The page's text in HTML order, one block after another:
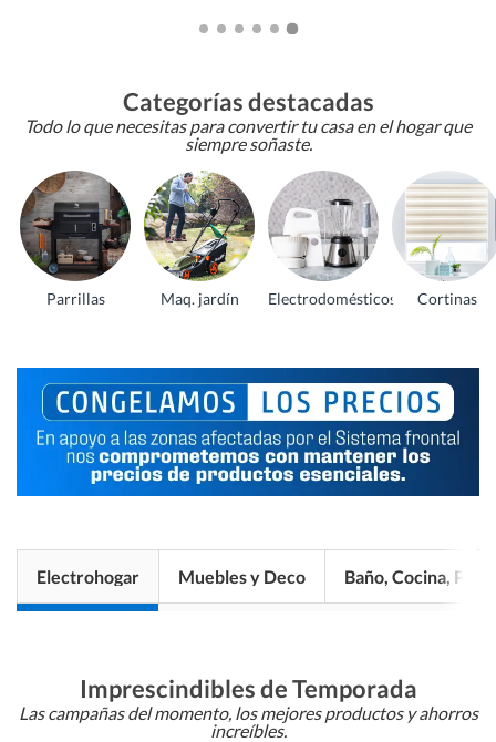
Categorías destacadas
Todo lo que necesitas para convertir tu casa en el hogar que
siempre soñaste.
Parrillas Maq. jardín Electrodomésticos Cortinas
Electrohogar Muebles y Deco Baño, Cocina, Pisos
Imprescindibles de Temporada
Las campañas del momento, los mejores productos y ahorros
increíbles.